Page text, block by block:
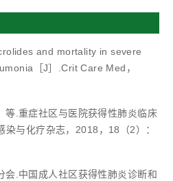
and mortality in severe
［J］.Crit Care Med，
等.重症社区与医院获得性肺炎临床
与化疗杂志，2018，18（2）：
会.中国成人社区获得性肺炎诊断和